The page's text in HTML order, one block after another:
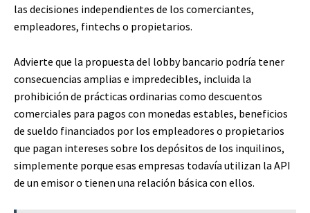
las decisiones independientes de los comerciantes,
empleadores, fintechs o propietarios.
Advierte que la propuesta del lobby bancario podría tener
consecuencias amplias e impredecibles, incluida la
prohibición de prácticas ordinarias como descuentos
comerciales para pagos con monedas estables, beneficios
de sueldo financiados por los empleadores o propietarios
que pagan intereses sobre los depósitos de los inquilinos,
simplemente porque esas empresas todavía utilizan la API
de un emisor o tienen una relación básica con ellos.